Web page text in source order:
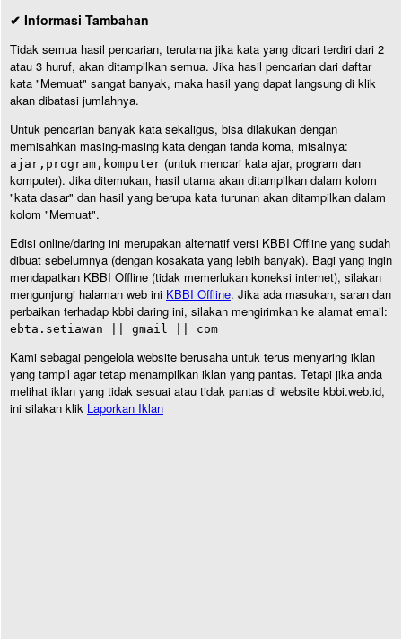
✔ Informasi Tambahan
Tidak semua hasil pencarian, terutama jika kata yang dicari terdiri dari 2
atau 3 huruf, akan ditampilkan semua. Jika hasil pencarian dari daftar
kata "Memuat" sangat banyak, maka hasil yang dapat langsung di klik
akan dibatasi jumlahnya.
Untuk pencarian banyak kata sekaligus, bisa dilakukan dengan
memisahkan masing-masing kata dengan tanda koma, misalnya:
ajar,program,komputer (untuk mencari kata ajar, program dan
komputer). Jika ditemukan, hasil utama akan ditampilkan dalam kolom
"kata dasar" dan hasil yang berupa kata turunan akan ditampilkan dalam
kolom "Memuat".
Edisi online/daring ini merupakan alternatif versi KBBI Offline yang sudah
dibuat sebelumnya (dengan kosakata yang lebih banyak). Bagi yang ingin
mendapatkan KBBI Offline (tidak memerlukan koneksi internet), silakan
mengunjungi halaman web ini KBBI Offline. Jika ada masukan, saran dan
perbaikan terhadap kbbi daring ini, silakan mengirimkan ke alamat email:
ebta.setiawan || gmail || com
Kami sebagai pengelola website berusaha untuk terus menyaring iklan
yang tampil agar tetap menampilkan iklan yang pantas. Tetapi jika anda
melihat iklan yang tidak sesuai atau tidak pantas di website kbbi.web.id,
ini silakan klik Laporkan Iklan